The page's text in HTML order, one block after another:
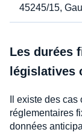
45245/15,
Les durées
législatives
Il existe des
réglementaires
données